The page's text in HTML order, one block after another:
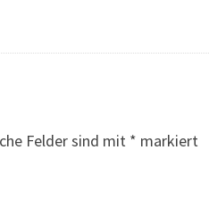
Felder sind mit * markiert